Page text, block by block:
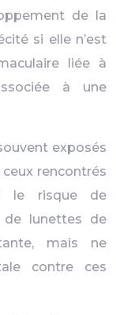
de la
si elle n’est
liée à
à une
exposés
ceux rencontrés
le risque de
de lunettes de
mais ne
contre ces